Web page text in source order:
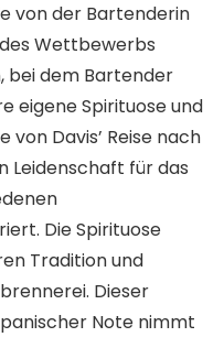
von der Bartenderin
Wettbewerbs
bei dem Bartender
eigene Spirituose und
von Davis’ Reise nach
Leidenschaft für das
Die Spirituose
Tradition und
Dieser
Note nimmt